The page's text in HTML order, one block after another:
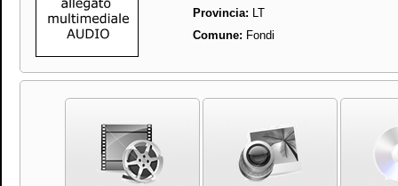
Provincia: LT
Comune: Fondi